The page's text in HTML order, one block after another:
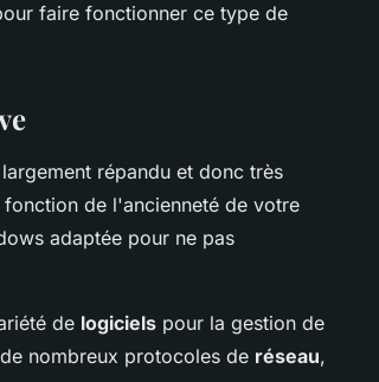
faire fonctionner ce type de
répandu et donc très
de l'ancienneté de votre
adaptée pour ne pas
de logiciels pour la gestion de
nombreux protocoles de réseau,